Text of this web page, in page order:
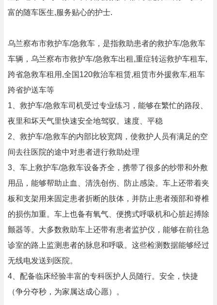
富的随车医生,服务贴心的护士.
乌兰察布市救护车/急救车，是指救助患者的救护车/急救车
车辆，乌兰察布市救护车/急救车出租,重症转运救护车租车,
跨省急救车租用,全国120救治车租赁,租赁市外援救车,租车
跨省护送车等
1、救护车/急救车司机受过专业练习，能够在繁忙的路段、
夜里和坏天气里快速安全地驾驭。速度、平稳
2、救护车/急救车的内部比较宽阔，使救护人员有满足的空
间去往医院的途中对患者进行救助处理
3、车上救护车/急救车设备齐全，携带了很多的纱带和外敷
用品，能够帮助止血、清洗创伤、防止感染。车上还带着夹
板和支架用来固定患者折断的肢体，并防止患者颈部和脊椎
的损伤加重。车上也备有氧气、便携式呼吸机和心脏起搏除
颤器等。大多数救助车上还带有患者监护仪，能够在前往急
诊室的路上监测患者的脉息和呼吸。这些检测数据能够经过
无线电发送到医院。
4、配备临床经验丰富的专科医护人员随行。安全，快捷
（争分夺秒，为家属达成心愿）。